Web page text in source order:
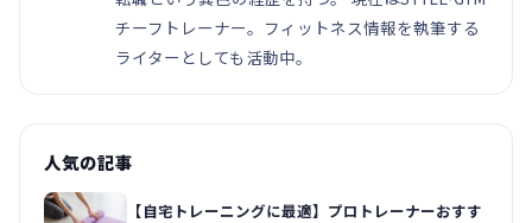
チーフトレーナー。フィットネス情報を執筆する
ライターとしても活動中。
人気の記事
【自宅トレーニングに最適】プロトレーナーおすす